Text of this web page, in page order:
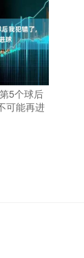
5个球后
可能再进